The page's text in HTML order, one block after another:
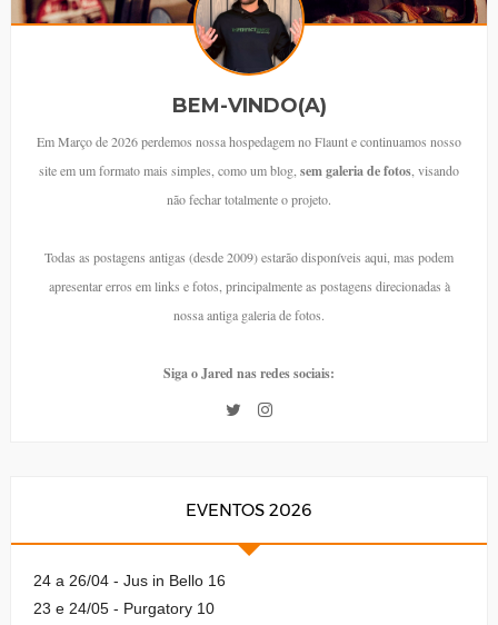
BEM-VINDO(A)
Em Março de 2026 perdemos nossa hospedagem no Flaunt e continuamos nosso
site em um formato mais simples, como um blog, sem galeria de fotos , visando
não fechar totalmente o projeto.
Todas as postagens antigas (desde 2009) estarão disponíveis aqui, mas podem
apresentar erros em links e fotos, principalmente as postagens direcionadas à
nossa antiga galeria de fotos.
Siga o Jared nas redes sociais:
EVENTOS 2026
24 a 26/04 - Jus in Bello 16
23 e 24/05 - Purgatory 10